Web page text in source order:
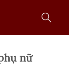
form
nữ